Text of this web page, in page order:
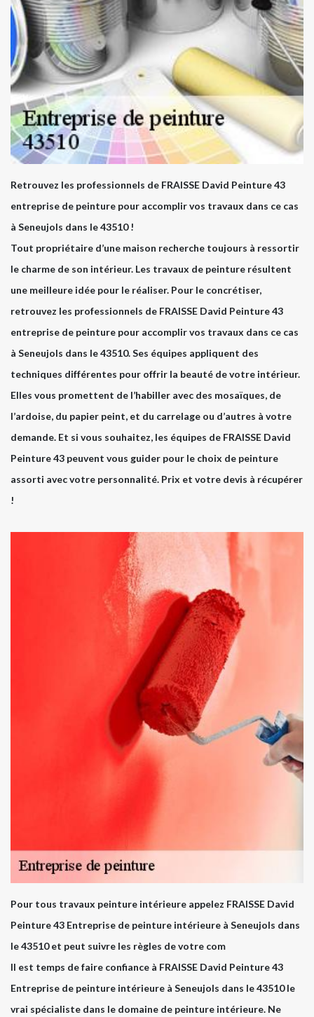
Retrouvez les professionnels de FRAISSE David Peinture 43
entreprise de peinture pour accomplir vos travaux dans ce cas
à Seneujols dans le 43510 !
Tout propriétaire d’une maison recherche toujours à ressortir
le charme de son intérieur. Les travaux de peinture résultent
une meilleure idée pour le réaliser. Pour le concrétiser,
retrouvez les professionnels de FRAISSE David Peinture 43
entreprise de peinture pour accomplir vos travaux dans ce cas
à Seneujols dans le 43510. Ses équipes appliquent des
techniques différentes pour offrir la beauté de votre intérieur.
Elles vous promettent de l’habiller avec des mosaïques, de
l’ardoise, du papier peint, et du carrelage ou d’autres à votre
demande. Et si vous souhaitez, les équipes de FRAISSE David
Peinture 43 peuvent vous guider pour le choix de peinture
assorti avec votre personnalité. Prix et votre devis à récupérer
!
Pour tous travaux peinture intérieure appelez FRAISSE David
Peinture 43 Entreprise de peinture intérieure à Seneujols dans
le 43510 et peut suivre les règles de votre com
Il est temps de faire confiance à FRAISSE David Peinture 43
Entreprise de peinture intérieure à Seneujols dans le 43510 le
vrai spécialiste dans le domaine de peinture intérieure. Ne